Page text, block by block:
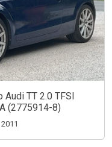
Audi TT 2.0 TFSI
(2775914-8)